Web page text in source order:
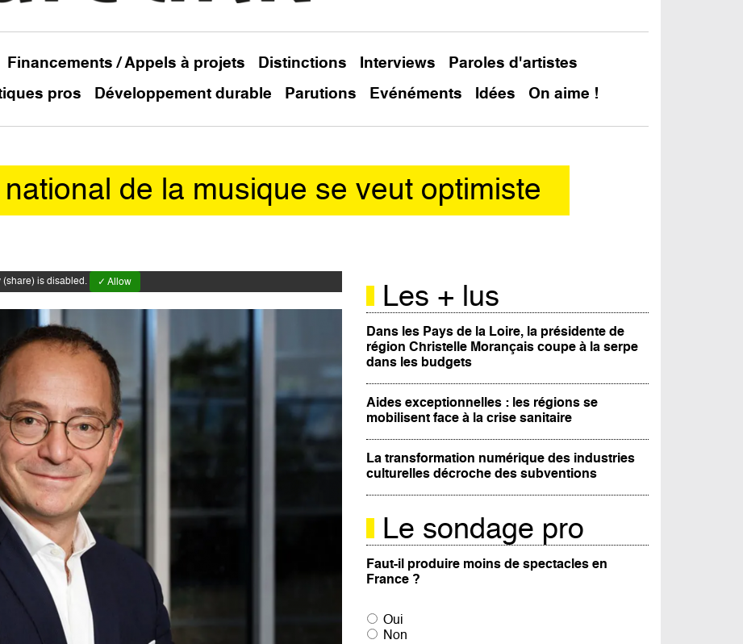
Financements / Appels à projets Distinctions Interviews
Paroles d'artistes
pros Développement durable Parutions Evénéments Idées On aime !
de la musique se veut optimiste
(share) is disabled. ✓ Allow
Les + lus
Dans les Pays de la Loire, la présidente de
région Christelle Morançais coupe à la serpe
dans les budgets
Aides exceptionnelles : les régions se
mobilisent face à la crise sanitaire
La transformation numérique des industries
culturelles décroche des subventions
Le sondage pro
Faut-il produire moins de spectacles en
France ?
Oui
Non